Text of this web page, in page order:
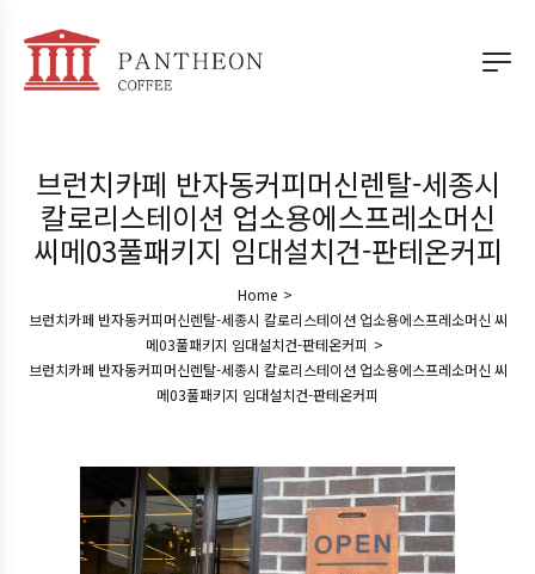
브런치카페 반자동커피머신렌탈-세종시
칼로리스테이션 업소용에스프레소머신
씨메03풀패키지 임대설치건-판테온커피
Home >
브런치카페 반자동커피머신렌탈-세종시 칼로리스테이션 업소용에스프레소머신 씨
메03풀패키지 임대설치건-판테온커피 >
브런치카페 반자동커피머신렌탈-세종시 칼로리스테이션 업소용에스프레소머신 씨
메03풀패키지 임대설치건-판테온커피